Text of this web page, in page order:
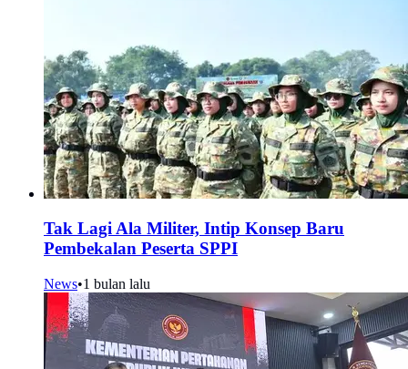
Tak Lagi Ala Militer, Intip Konsep Baru
Pembekalan Peserta SPPI
News•1 bulan lalu